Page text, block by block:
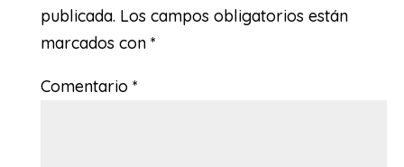
publicada. Los campos obligatorios están
marcados con *
Comentario *